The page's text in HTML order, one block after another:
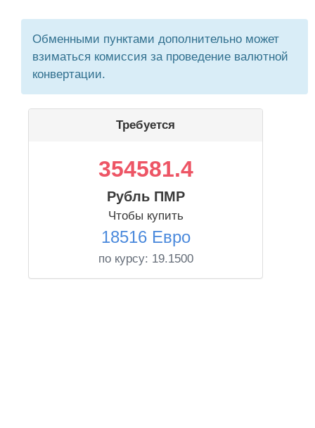
Обменными пунктами дополнительно может
взиматься комиссия за проведение валютной
конвертации.
Требуется
354581.4
Рубль ПМР
Чтобы купить
18516 Евро
по курсу: 19.1500